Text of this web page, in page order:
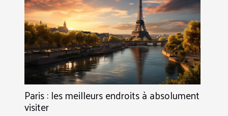
Paris : les meilleurs endroits à absolument
visiter